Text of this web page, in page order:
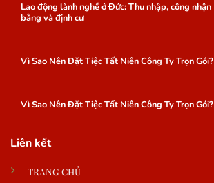
Lao động lành nghề ở Đức: Thu nhập, công nhận
bằng và định cư
Vì Sao Nên Đặt Tiệc Tất Niên Công Ty Trọn Gói?
Vì Sao Nên Đặt Tiệc Tất Niên Công Ty Trọn Gói?
Liên kết
TRANG CHỦ